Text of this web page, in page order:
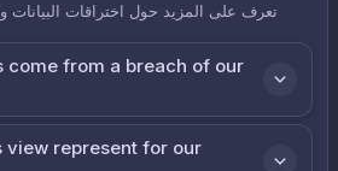
تعرف على المزيد حول اختراقات البيانات
come from a breach of our
view represent for our